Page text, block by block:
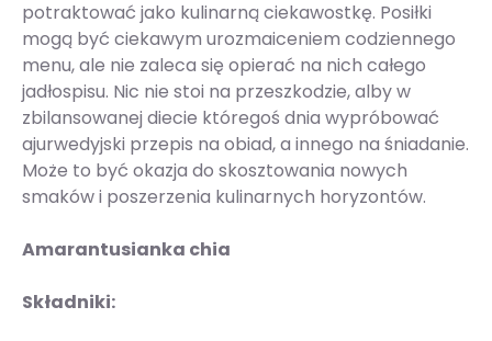
potraktować jako kulinarną ciekawostkę. Posiłki
mogą być ciekawym urozmaiceniem codziennego
menu, ale nie zaleca się opierać na nich całego
jadłospisu. Nic nie stoi na przeszkodzie, alby w
zbilansowanej diecie któregoś dnia wypróbować
ajurwedyjski przepis na obiad, a innego na śniadanie.
Może to być okazja do skosztowania nowych
smaków i poszerzenia kulinarnych horyzontów.
Amarantusianka chia
Składniki: